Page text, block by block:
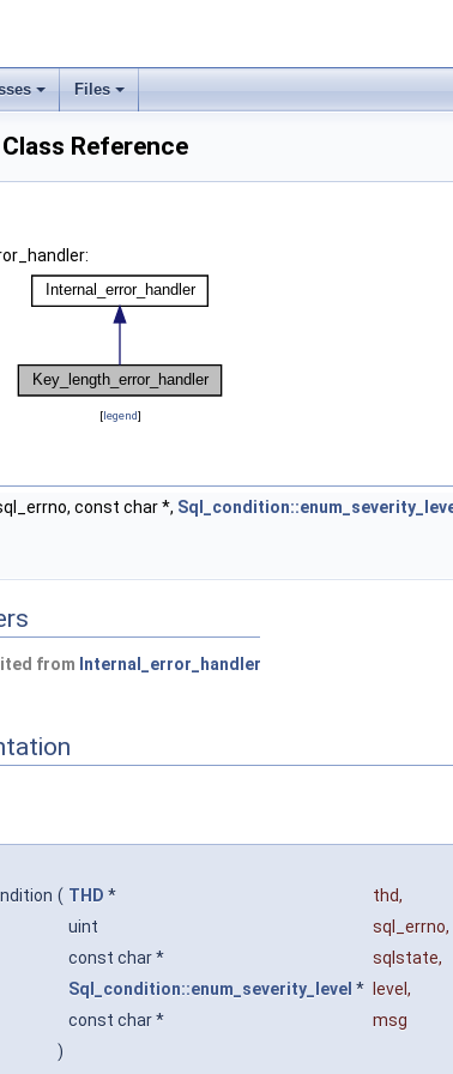
Files
Reference
[legend]
const char *,
from Internal_error_handler
( THD * thd,
uint
sql_errno,
const char *
sqlstate,
Sql_condition::enum_severity_level * level ,
const char *
msg
)